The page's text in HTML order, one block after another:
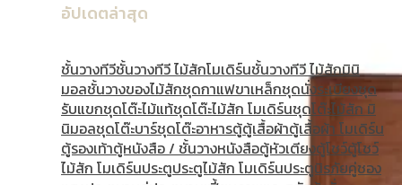
อัปเดตล่าสุด
ชั้นวางทีวีชั้นวางทีวี ไม้สักโมเดิร์นชั้นวางทีวี ไม้สักมินิ
มอลชั้นวางของไม้สักชุดกาแฟขาเหล็กชุดนั่งระเบียงชุด
รับแขกชุดโต๊ะไม้แท้ชุดโต๊ะไม้สัก โมเดิร์นชุดโต๊ะไม้สัก มิ
นิมอลชุดโต๊ะบาร์ชุดโต๊ะอาหารตู้ตู้เสื้อผ้าตู้เสื้อผ้า โมเดิร์น
ตู้รองเท้าตู้หนังสือ / ชั้นวางหนังสือตู้หัวเตียงตู้โชว์ตู้โชว์
ไม้สัก โมเดิร์นประตูประตูไม้สัก โมเดิร์นประตูนิรภัยคู่ชอง